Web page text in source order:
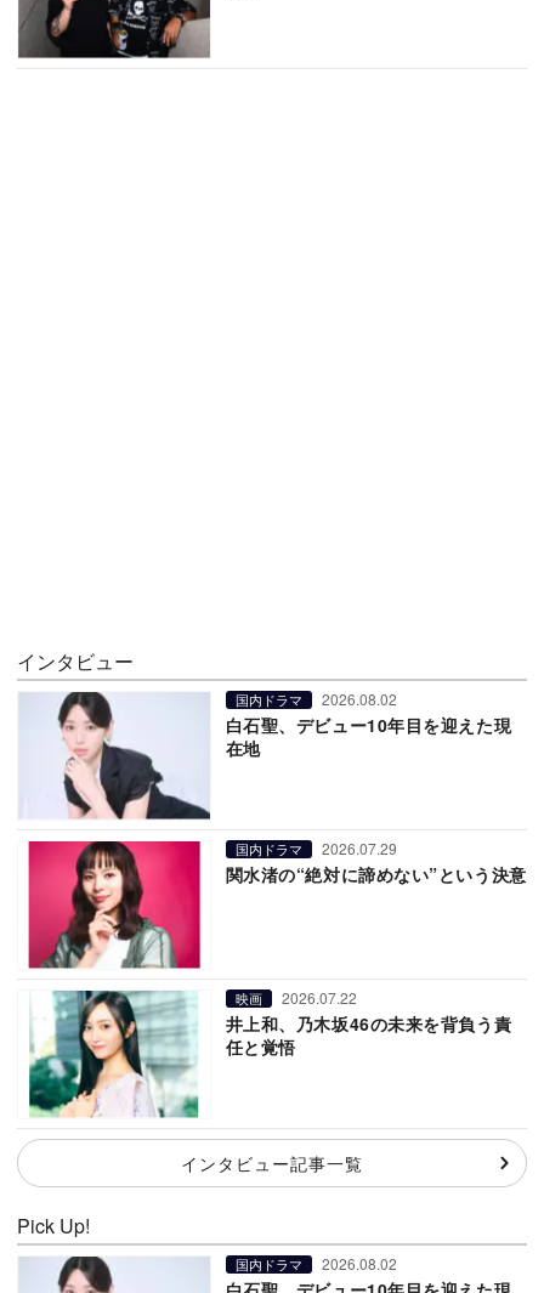
インタビュー
国内ドラマ 2026.08.02
白石聖、デビュー10年目を迎えた現
在地
国内ドラマ 2026.07.29
関水渚の“絶対に諦めない”という決意
映画 2026.07.22
井上和、乃木坂46の未来を背負う責
任と覚悟
インタビュー記事一覧
Pick Up!
国内ドラマ 2026.08.02